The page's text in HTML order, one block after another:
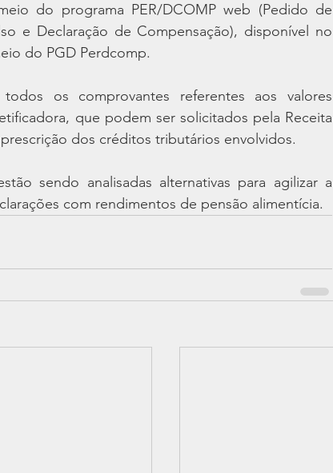
do programa PER/DCOMP web (Pedido de
e Declaração de Compensação), disponível no
do PGD Perdcomp.
os comprovantes referentes aos valores
que podem ser solicitados pela Receita
dos créditos tributários envolvidos.
sendo analisadas alternativas para agilizar a
com rendimentos de pensão alimentícia.